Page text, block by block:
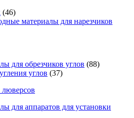
(46)
материалы для нарезчиков
для обрезчиков углов (88)
углов (37)
для аппаратов для установки